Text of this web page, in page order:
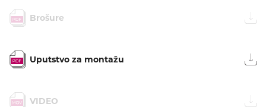
Brošure
Uputstvo za montažu
VIDEO